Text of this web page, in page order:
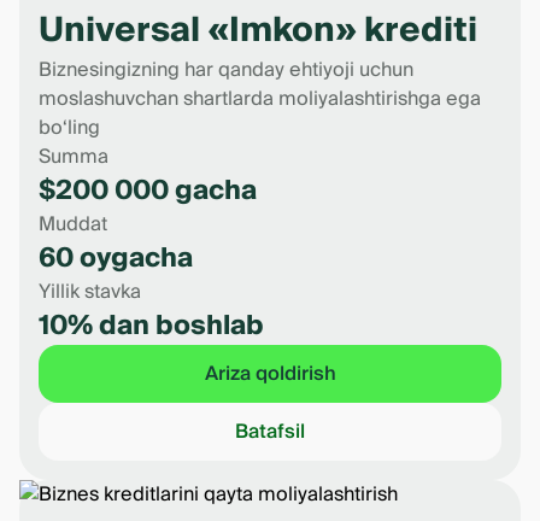
Universal «Imkon» krediti
Biznesingizning har qanday ehtiyoji uchun
moslashuvchan shartlarda moliyalashtirishga ega
bo‘ling
Summa
$200 000 gacha
Muddat
60 oygacha
Yillik stavka
10% dan boshlab
Ariza qoldirish
Batafsil